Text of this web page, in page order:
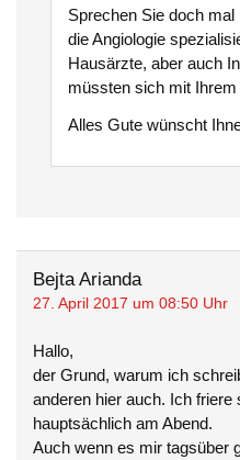
Sprechen Sie doch
die Angiologie
Hausärzte, aber auch
müssten sich mit
Alles Gute wünscht
Bejta Arianda
27. April 2017 um 08:50 Uhr
Hallo,
der Grund, warum ich
anderen hier auch. Ich friere
hauptsächlich am Abend.
Auch wenn es mir tagsüber